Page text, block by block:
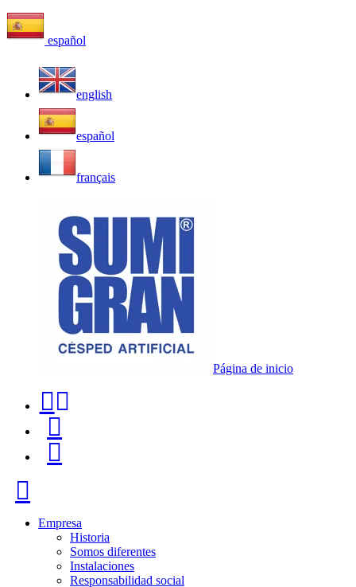
español
english
español
français
Página de inicio
116
96
57
Empresa
Historia
Somos diferentes
Instalaciones
Responsabilidad social